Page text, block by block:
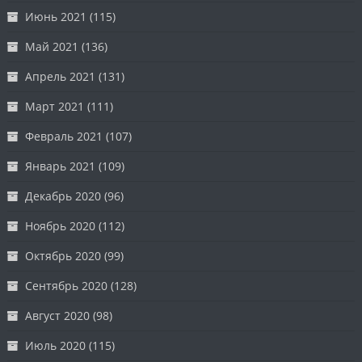
Июнь 2021 (115)
Май 2021 (136)
Апрель 2021 (131)
Март 2021 (111)
Февраль 2021 (107)
Январь 2021 (109)
Декабрь 2020 (96)
Ноябрь 2020 (112)
Октябрь 2020 (99)
Сентябрь 2020 (128)
Август 2020 (98)
Июль 2020 (115)